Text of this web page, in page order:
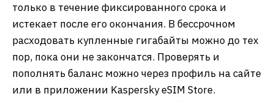
только в течение фиксированного срока и
истекает после его окончания. В бессрочном
расходовать купленные гигабайты можно до тех
пор, пока они не закончатся. Проверять и
пополнять баланс можно через профиль на сайте
или в приложении Kaspersky eSIM Store.